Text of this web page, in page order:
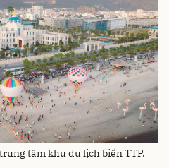
tâm khu du lịch biển TTP.